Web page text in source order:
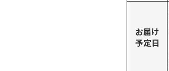
お届け
予定日